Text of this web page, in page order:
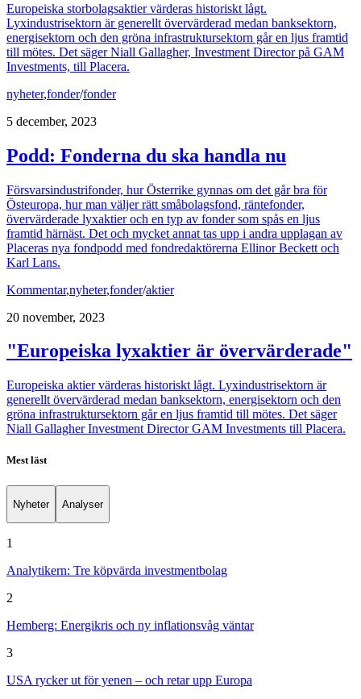
Europeiska storbolagsaktier värderas historiskt lågt.
Lyxindustrisektorn är generellt övervärderad medan banksektorn,
energisektorn och den gröna infrastruktursektorn går en ljus framtid
till mötes. Det säger Niall Gallagher, Investment Director på GAM
Investments, till Placera.
nyheter,fonder/fonder
5 december, 2023
Podd: Fonderna du ska handla nu
Försvarsindustrifonder, hur Österrike gynnas om det går bra för
Östeuropa, hur man väljer rätt småbolagsfond, räntefonder,
övervärderade lyxaktier och en typ av fonder som spås en ljus
framtid härnäst. Det och mycket annat tas upp i andra upplagan av
Placeras nya fondpodd med fondredaktörerna Ellinor Beckett och
Karl Lans.
Kommentar,nyheter,fonder/aktier
20 november, 2023
"Europeiska lyxaktier är övervärderade"
Europeiska aktier värderas historiskt lågt. Lyxindustrisektorn är
generellt övervärderad medan banksektorn, energisektorn och den
gröna infrastruktursektorn går en ljus framtid till mötes. Det säger
Niall Gallagher Investment Director GAM Investments till Placera.
Mest läst
Nyheter Analyser
1
Analytikern: Tre köpvärda investmentbolag
2
Hemberg: Energikris och ny inflationsvåg väntar
3
USA rycker ut för yenen – och retar upp Europa